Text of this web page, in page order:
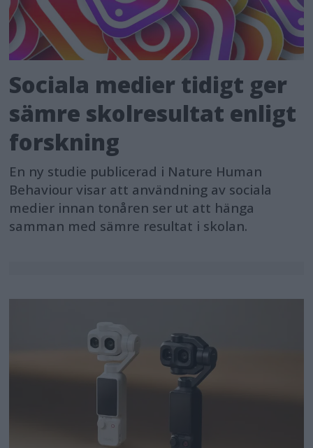
Sociala medier tidigt ger
sämre skolresultat enligt
forskning
En ny studie publicerad i Nature Human
Behaviour visar att användning av sociala
medier innan tonåren ser ut att hänga
samman med sämre resultat i skolan.